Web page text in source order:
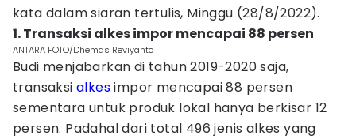
kata dalam siaran tertulis, Minggu (28/8/2022).
1. Transaksi alkes impor mencapai 88 persen
ANTARA FOTO/Dhemas Reviyanto
Budi menjabarkan di tahun 2019-2020 saja,
transaksialkesimpor mencapai 88 persen
sementara untuk produk lokal hanya berkisar 12
persen. Padahal dari total 496 jenis alkes yang